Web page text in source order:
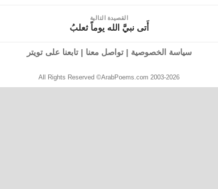
القصيدة التالية
أَتى نبيَّ الله يوماً ثعلبُ
سياسة الخصوصية |تواصل معنا |تابعنا على تويتر
All Rights Reserved ©ArabPoems.com 2003-2026